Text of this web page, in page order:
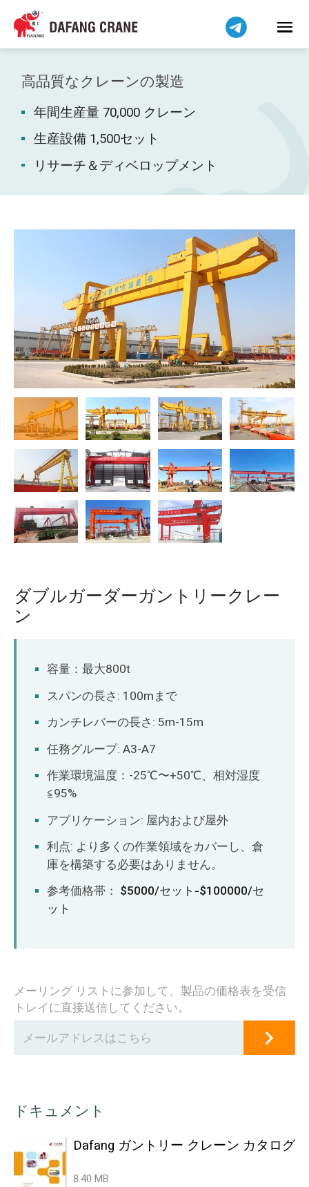
高品質なクレーンの製造
年間生産量 70,000 クレーン
生産設備 1,500セット
リサーチ＆ディベロップメント
ダブルガーダーガントリークレー
ン
容量：最大800t
スパンの長さ: 100mまで
カンチレバーの長さ: 5m-15m
任務グループ: A3-A7
作業環境温度：-25℃〜+50℃、相対湿度
≦95%
アプリケーション: 屋内および屋外
利点: より多くの作業領域をカバーし、倉
庫を構築する必要はありません。
参考価格帯： $5000/セット-$100000/セ
ット
メーリング リストに参加して、製品の価格表を受信
トレイに直接送信してください。
ドキュメント
Dafang ガントリー クレーン カタログ
8.40 MB
Bahasa Indonesia
Bahasa Melayu
Tiếng Việt
简体中文
বাংলা
فارسی
Pilipino
اردو
Беларуская мова
O‘zbekcha